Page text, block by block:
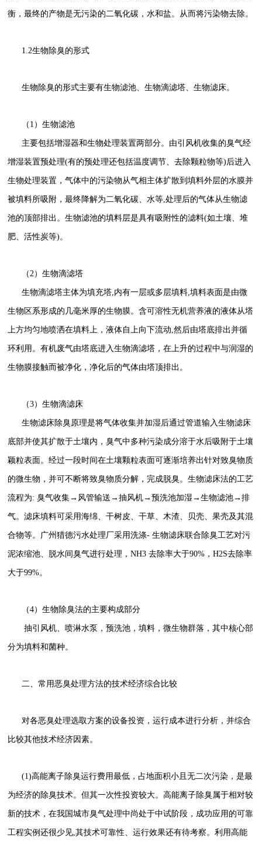
衡，最终的产物是无污染的二氧化碳，水和盐。从而将污染物去除。
1.2生物除臭的形式
生物除臭的形式主要有生物滤池、生物滴滤塔、生物滤床。
（1）生物滤池
主要包括增湿器和生物处理装置两部分。由引风机收集的臭气经
增湿装置预处理(有的预处理还包括温度调节、去除颗粒物等)后进入
生物处理装置，气体中的污染物从气相主体扩散到填料外层的水膜并
被填料所吸附，最终降解为二氧化碳、水等,处理后的气体从生物滤
池的顶部排出。生物滤池的填料层是具有吸附性的滤料(如土壤、堆
肥、活性炭等)。
（2）生物滴滤塔
生物滴滤塔主体为填充塔,内有一层或多层填料,填料表面是由微
生物区系形成的几毫米厚的生物膜。含可溶性无机营养液的液体从塔
上方均匀地喷洒在填料上，液体自上向下流动,然后由塔底排出并循
环利用。有机废气由塔底进入生物滴滤塔，在上升的过程中与润湿的
生物膜接触而被净化，净化后的气体由塔顶排出。
（3）生物滴滤床
生物滤床除臭原理是将气体收集并加湿后通过管道输入生物滤床
底部并使其扩散于土壤内，臭气中多种污染成分溶于水后吸附于土壤
颖粒表面。经过一段时间在土壤颗粒表面可逐渐培养出针对致臭物质
的微生物，并可不断将致臭物质分解，完成脱臭。生物滤床法的工艺
流程为: 臭气收集→风管输送→抽风机→预洗池加湿→生物滤池→排
气。滤床填料可采用海绵、干树皮、干草、木渣、贝壳、果壳及其混
合物等。广州猎德污水处理厂采用洗涤- 生物滤床联合除臭工艺对污
泥浓缩池、脱水间臭气进行处理，NH3 去除率大于90%，H2S去除率
大于99%。
（4）生物除臭法的主要构成部分
抽引风机、喷淋水泵，预洗池，填料，微生物群落，其中核心部
分为填料和菌种。
二、常用恶臭处理方法的技术经济综合比较
对各恶臭处理选取方案的设备投资，运行成本进行分析，并综合
比较其他技术经济因素。
(1)高能离子除臭运行费用最低，占地面积小且无二次污染，是最
为经济的除臭技术。但其一次性投资较大。高能离子除臭属于相对较
新的技术，在我国城市臭气处理中尚处于中试阶段，成功应用的可靠
工程实例还很少见,其技术可靠性、运行效果还有待考察。利用高能